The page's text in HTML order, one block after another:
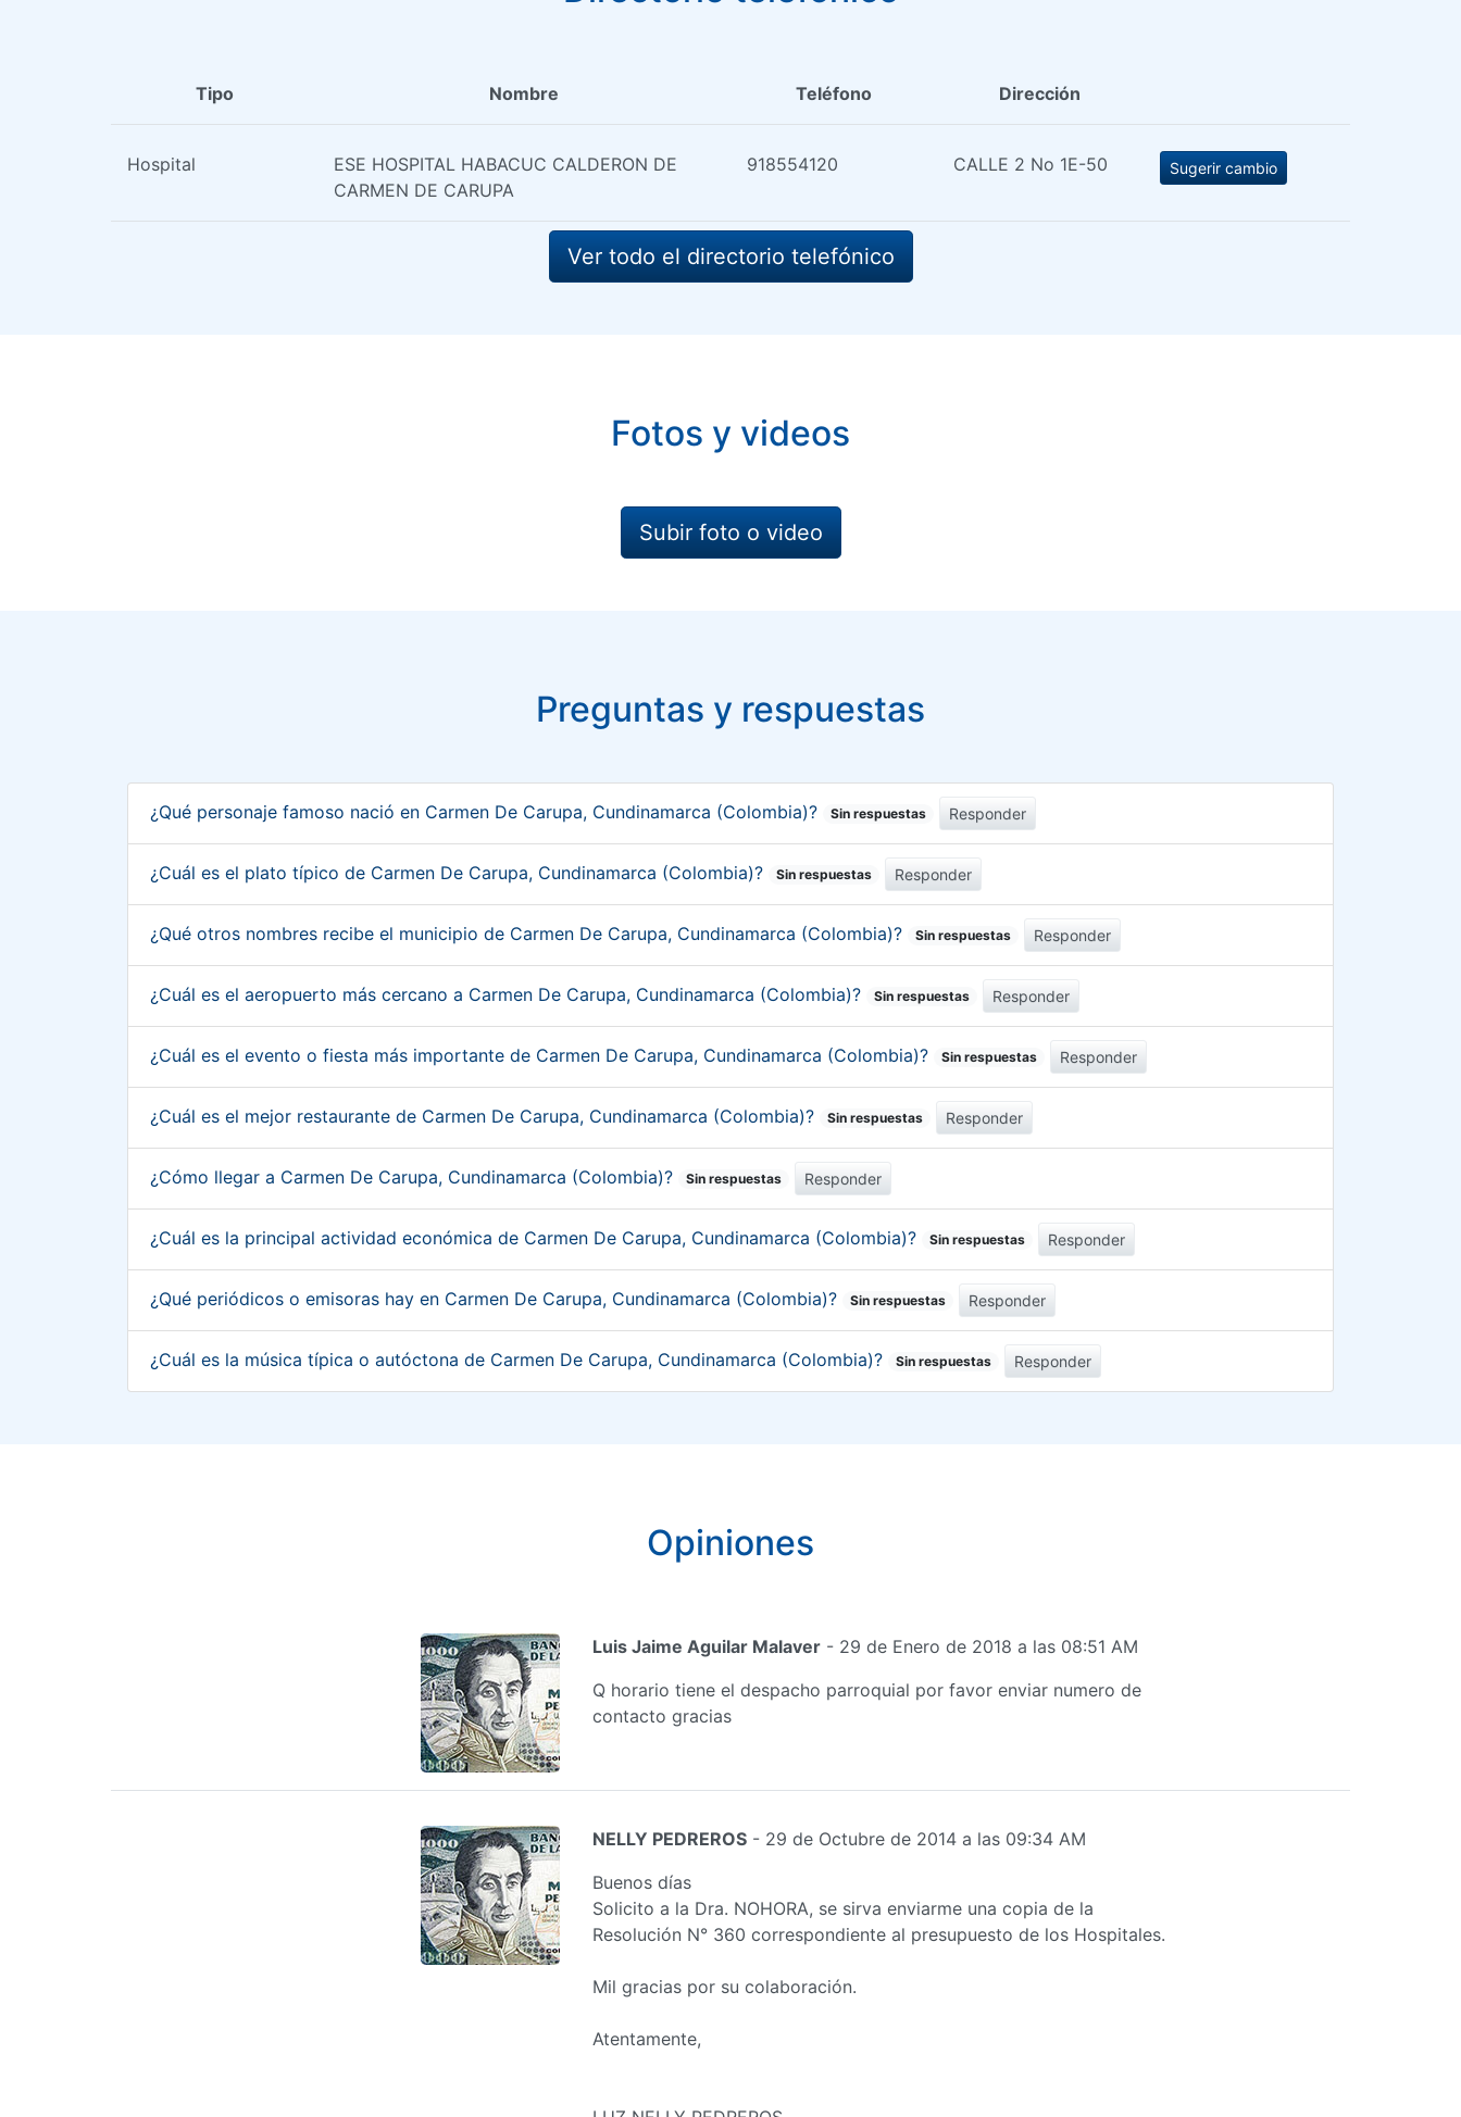
Tipo Nombre Teléfono Dirección
Hospital
ESE HOSPITAL HABACUC CALDERON DE
CARMEN DE CARUPA
918554120 CALLE 2 No 1E-50 Sugerir cambio
Ver todo el directorio telefónico
Fotos y videos
Subir foto o video
Preguntas y respuestas
¿Qué personaje famoso nació en Carmen De Carupa, Cundinamarca (Colombia)? Sin respuestas Responder
¿Cuál es el plato típico de Carmen De Carupa, Cundinamarca (Colombia)? Sin respuestas Responder
¿Qué otros nombres recibe el municipio de Carmen De Carupa, Cundinamarca (Colombia)? Sin respuestas Responder
¿Cuál es el aeropuerto más cercano a Carmen De Carupa, Cundinamarca (Colombia)? Sin respuestas Responder
¿Cuál es el evento o fiesta más importante de Carmen De Carupa, Cundinamarca (Colombia)? Sin respuestas Responder
¿Cuál es el mejor restaurante de Carmen De Carupa, Cundinamarca (Colombia)? Sin respuestas Responder
¿Cómo llegar a Carmen De Carupa, Cundinamarca (Colombia)? Sin respuestas Responder
¿Cuál es la principal actividad económica de Carmen De Carupa, Cundinamarca (Colombia)? Sin respuestas Responder
¿Qué periódicos o emisoras hay en Carmen De Carupa, Cundinamarca (Colombia)? Sin respuestas Responder
¿Cuál es la música típica o autóctona de Carmen De Carupa, Cundinamarca (Colombia)? Sin respuestas Responder
Opiniones
Luis Jaime Aguilar Malaver- 29 de Enero de 2018 a las 08:51 AM
Q horario tiene el despacho parroquial por favor enviar numero de
contacto gracias
NELLY PEDREROS- 29 de Octubre de 2014 a las 09:34 AM
Buenos días
Solicito a la Dra. NOHORA, se sirva enviarme una copia de la
Resolución N° 360 correspondiente al presupuesto de los Hospitales.
Mil gracias por su colaboración.
Atentamente,